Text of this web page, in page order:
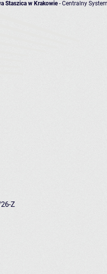
Staszica w Krakowie- Centralny
Z